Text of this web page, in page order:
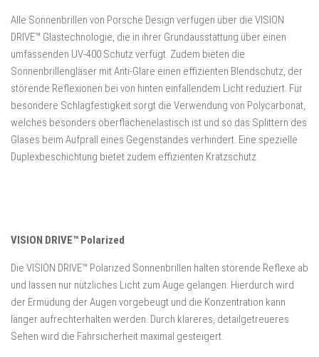
Alle Sonnenbrillen von Porsche Design verfügen über die VISION
DRIVE™ Glastechnologie, die in ihrer Grundausstattung über einen
umfassenden UV-400 Schutz verfügt. Zudem bieten die
Sonnenbrillengläser mit Anti-Glare einen effizienten Blendschutz, der
störende Reflexionen bei von hinten einfallendem Licht reduziert. Für
besondere Schlagfestigkeit sorgt die Verwendung von Polycarbonat,
welches besonders oberflächenelastisch ist und so das Splittern des
Glases beim Aufprall eines Gegenstandes verhindert. Eine spezielle
Duplexbeschichtung bietet zudem effizienten Kratzschutz.
VISION DRIVE™ Polarized
Die VISION DRIVE™ Polarized Sonnenbrillen halten störende Reflexe ab
und lassen nur nützliches Licht zum Auge gelangen. Hierdurch wird
der Ermüdung der Augen vorgebeugt und die Konzentration kann
länger aufrechterhalten werden. Durch klareres, detailgetreueres
Sehen wird die Fahrsicherheit maximal gesteigert.